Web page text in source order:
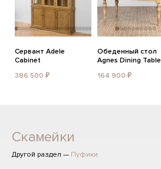
Сервант Adele
Cabinet
386 500 ₽
Обеденный стол
Agnes Dining Table
164 900 ₽
Скамейки
Другой раздел — Пуфики